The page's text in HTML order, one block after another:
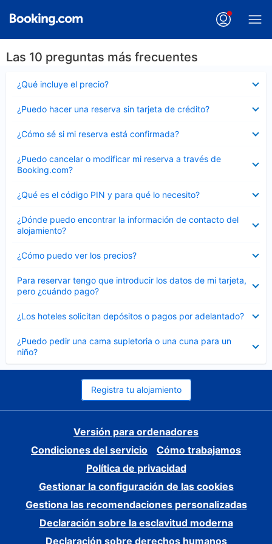
Las 10 preguntas más frecuentes
¿Qué incluye el precio?
cerrado
¿Puedo hacer una reserva sin tarjeta de crédito?
cerrado
¿Cómo sé si mi reserva está confirmada?
cerrado
¿Puedo cancelar o modificar mi reserva a través de
Booking.com?
cerrado
¿Qué es el código PIN y para qué lo necesito?
cerrado
¿Dónde puedo encontrar la información de contacto del
alojamiento?
cerrado
¿Cómo puedo ver los precios?
cerrado
Para reservar tengo que introducir los datos de mi tarjeta,
pero ¿cuándo pago?
cerrado
¿Los hoteles solicitan depósitos o pagos por adelantado?
cerrado
¿Puedo pedir una cama supletoria o una cuna para un
niño?
cerrado
Registra tu alojamiento
Versión para ordenadores
Condiciones del servicio
Cómo trabajamos
Política de privacidad
Gestionar la configuración de las cookies
Gestiona las recomendaciones personalizadas
Declaración sobre la esclavitud moderna
Declaración sobre derechos humanos